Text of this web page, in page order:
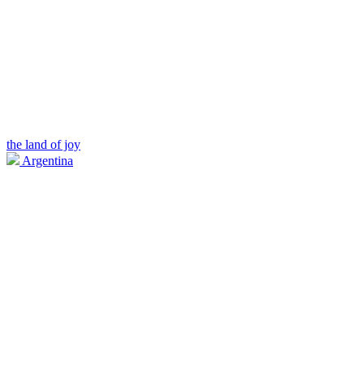
the land of joy
Argentina